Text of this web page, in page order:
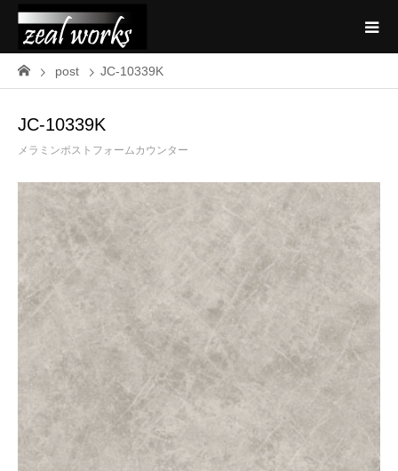
post JC-10339K
JC-10339K
メラミンポストフォームカウンター